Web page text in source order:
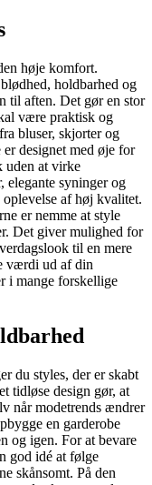
høje komfort.
holdbarhed og
til aften. Det gør en stor
være praktisk og
bluser, skjorter og
designet med øje for
uden at virke
elegante syninger og
af høj kvalitet.
er nemme at style
Det giver mulighed for
til en mere
værdi ud af din
i mange forskellige
du styles, der er skabt
tidløse design gør, at
når modetrends ændrer
en garderobe
og igen. For at bevare
god idé at følge
skånsomt. På den